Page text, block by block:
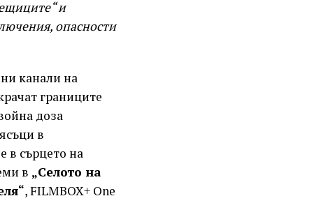
и
опасности
канали на
границите
доза
в
в сърцето на
в „Селото на
, FILMBOX+ One